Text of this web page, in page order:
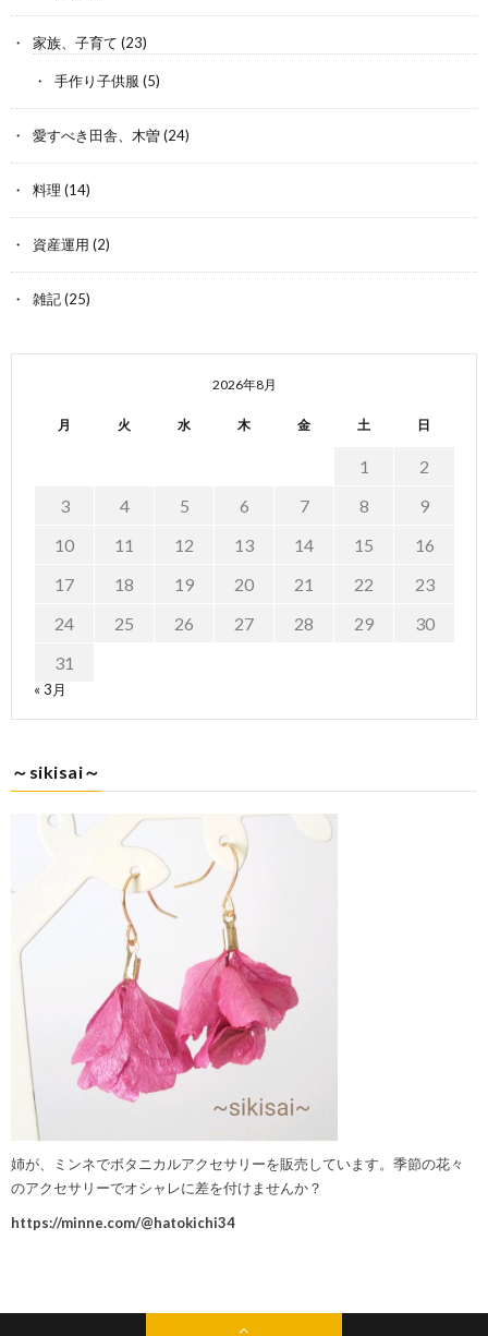
家族、子育て (23)
手作り子供服 (5)
愛すべき田舎、木曽(24)
料理 (14)
資産運用 (2)
雑記(25)
2026年8月
月 火 水 木 金 土 日
1
2
3
4 5 6 7 8
9
10
11 12 13 14 15
16
17
18 19 20 21 22
23
24
25 26 27 28 29
30
31
« 3月
～sikisai～
姉が、ミンネでボタニカルアクセサリーを販売しています。季節の花々
のアクセサリーでオシャレに差を付けませんか？
https://minne.com/@hatokichi34